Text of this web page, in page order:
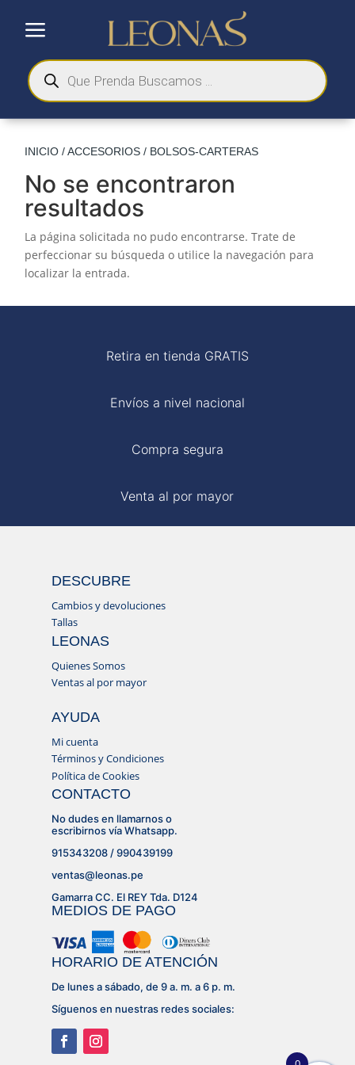
a
Búsqueda
de
productos
INICIO /ACCESORIOS / BOLSOS-CARTERAS
No se encontraron
resultados
La página solicitada no pudo encontrarse. Trate de
perfeccionar su búsqueda o utilice la navegación para
localizar la entrada.
Retira en tienda GRATIS
Envíos a nivel nacional
Compra segura
Venta al por mayor
DESCUBRE
Cambios y devoluciones
Tallas
LEONAS
Quienes Somos
Ventas al por mayor
AYUDA
Mi cuenta
Términos y Condiciones
Política de Cookies
CONTACTO
No dudes en llamarnos o
escribirnos vía Whatsapp.
915343208 / 990439199
ventas@leonas.pe
Gamarra CC. El REY Tda. D124
MEDIOS DE PAGO
HORARIO DE ATENCIÓN
De lunes a sábado, de 9 a. m. a 6 p. m.
Síguenos en nuestras redes sociales: